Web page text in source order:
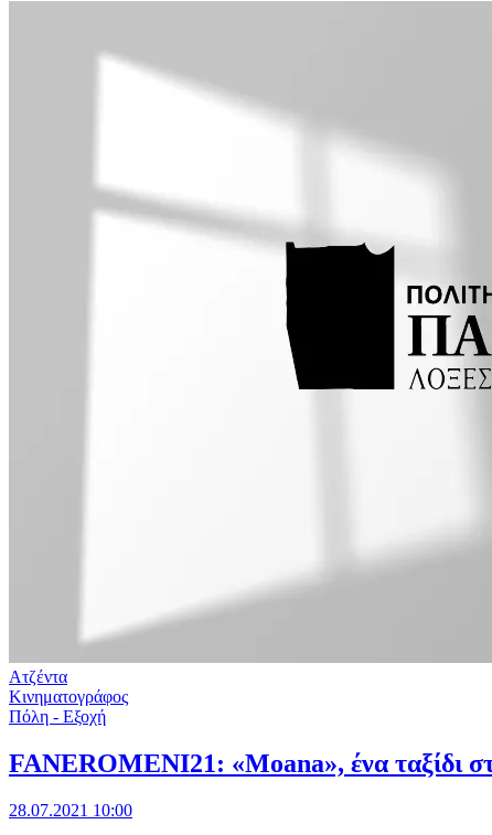
Ατζέντα
Κινηματογράφος
Πόλη - Εξοχή
FANEROMENI21: «Μoana», ένα ταξίδι
28.07.2021 10:00